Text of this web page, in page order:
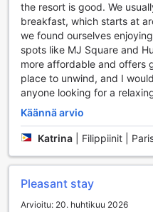
Anika Island Resort tarjoaa
jotka tekevät lomastasi
paratiisissa voit nauttia
joka on täydellinen paikka
uida virkistävän uintireissun
on mukavia aurinkotuoleja,
juomista ja ihailla kauniita
Yksityinen ranta on toinen
tarjoaa erinomaiset
voit kokeilla sukellusta ja
vedenalaisiin maailmoihin.
värikkäiden koralliriuttojen
äärelle, ja asiantuntevat
the resort is good. We
breakfast, which starts at
we found ourselves
spots like MJ Square and
more affordable and offers
place to unwind, and I
anyone looking for a
Käännä arvio
Katrina Filippiinit |
Pleasant stay
Arvioitu: 20. huhtikuu 2026